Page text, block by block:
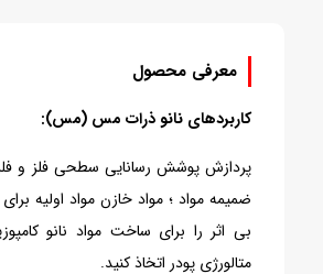
معرفی محصول
کاربردهای نانو ذرات مس (مس):
پردازش پوشش رسانایی سطحی فلز و
ضمیمه مواد ؛ مواد خازن مواد اولیه برای
بی اثر را برای ساخت مواد نانو
متالورژی پودر اتخاذ کنید.